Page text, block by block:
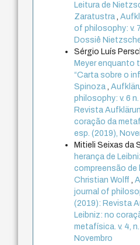
Leitura de
Zaratustra,
of philosophy: v.
Dossiê
Sérgio Luís
Meyer enquanto
“Carta sobre o
Spinoza,
philosophy: v. 6
Revista
coração da
esp. (2019),
Mitieli Seixas da
herança de
compreensão de
Christian Wolff,
journal of
(2019): Revista
Leibniz: no
metafísica. v. 4,
Novembro